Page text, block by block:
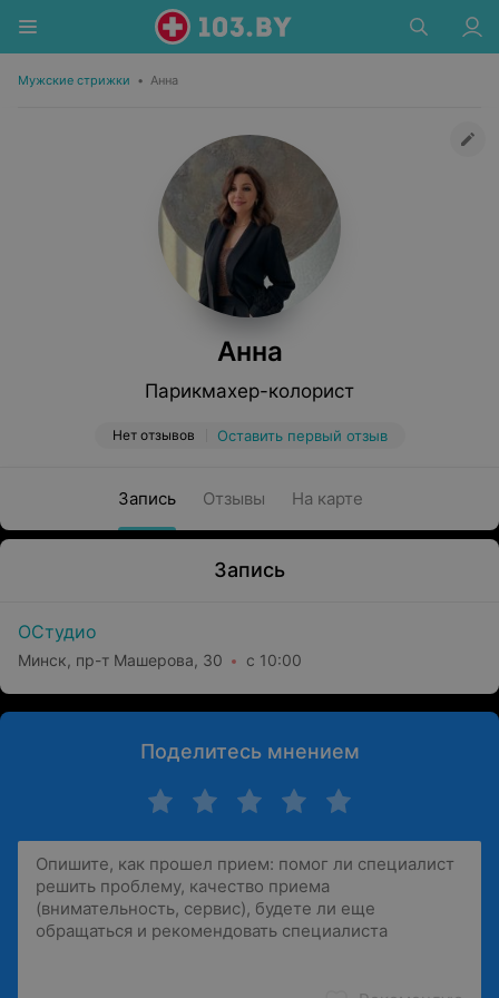
Мужские стрижки • Анна
Анна
Парикмахер-колорист
Нет отзывов Оставить первый отзыв
Запись Отзывы На карте
Запись
ОСтудио
Минск, пр-т Машерова, 30 с 10:00
Поделитесь мнением